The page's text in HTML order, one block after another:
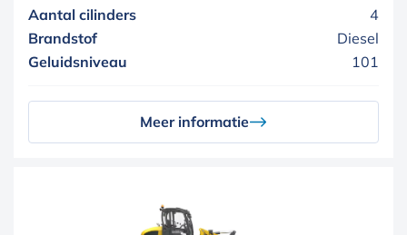
Aantal cilinders
4
Brandstof
Diesel
Geluidsniveau
101
Meer informatie